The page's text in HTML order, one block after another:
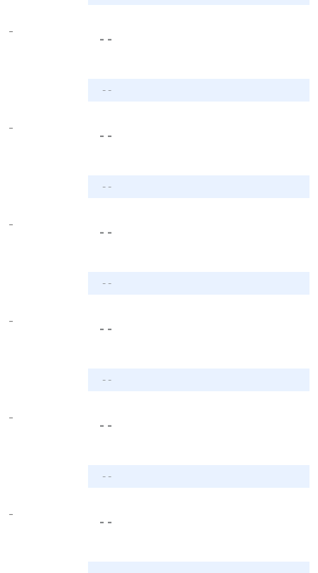
-
- -
- -
-
- -
- -
-
- -
- -
-
- -
- -
-
- -
- -
-
- -